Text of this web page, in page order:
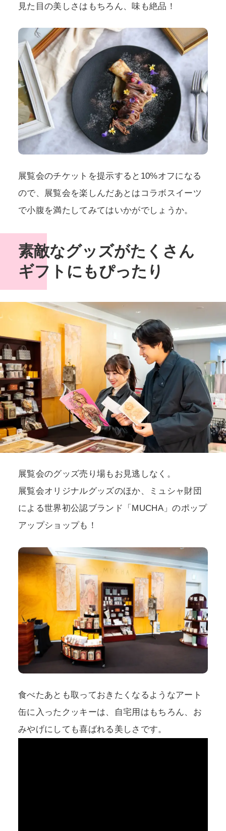
見た目の美しさはもちろん、味も絶品！
展覧会のチケットを提示すると10%オフになる
ので、展覧会を楽しんだあとはコラボスイーツ
で小腹を満たしてみてはいかがでしょうか。
素敵なグッズがたくさん
ギフトにもぴったり
展覧会のグッズ売り場もお見逃しなく。
展覧会オリジナルグッズのほか、ミュシャ財団
による世界初公認ブランド「MUCHA」のポップ
アップショップも！
食べたあとも取っておきたくなるようなアート
缶に入ったクッキーは、自宅用はもちろん、お
みやげにしても喜ばれる美しさです。